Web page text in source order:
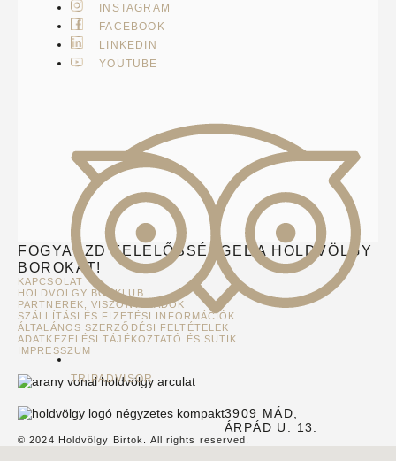
FOGYASZD FELELŐSSÉGGEL A HOLDVÖLGY
BOROKAT!
KAPCSOLAT
HOLDVÖLGY BORKLUB
PARTNEREK, VISZONTELADÓK
SZÁLLÍTÁSI ÉS FIZETÉSI INFORMÁCIÓK
ÁLTALÁNOS SZERZŐDÉSI FELTÉTELEK
ADATKEZELÉSI TÁJÉKOZTATÓ ÉS SÜTIK
IMPRESSZUM
3909 MÁD,
ÁRPÁD U. 13.
© 2024 Holdvölgy Birtok. All rights reserved.
INSTAGRAM
FACEBOOK
LINKEDIN
YOUTUBE
TRIPADVISOR